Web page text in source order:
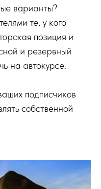
варианты?
те, у кого
позиция и
и резервный
на автокурсе.
подписчиков
собственной